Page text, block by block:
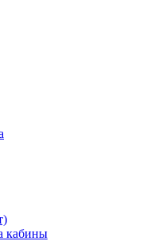
кабины